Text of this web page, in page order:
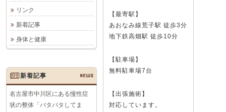
【最寄駅】
あおなみ線荒子駅 徒歩3分
地下鉄高畑駅 徒歩10分
【駐車場】
無料駐車場7台
【出張施術】
対応しています。
リンク
新着記事
身体と健康
新着記事 NEWS
名古屋市中川区にある慢性症
状の整体「バタバタしてま